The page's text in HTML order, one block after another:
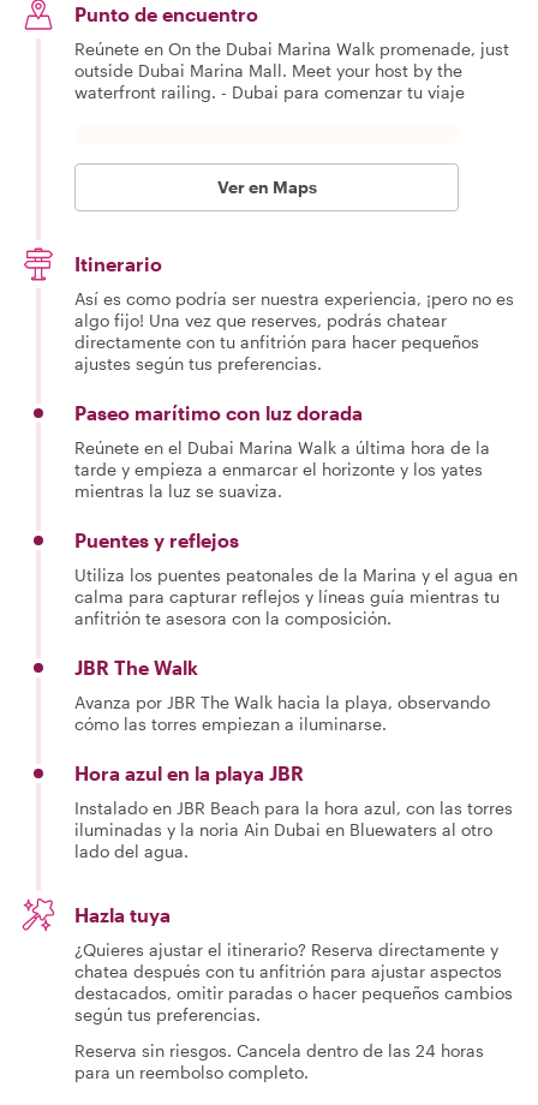
culture, and
specific
traditions that
make your visit
feel unique. It
stories with
people and see
their smiling
faces. I am
you the flavor of
my country.
Punto de encuentro
Reúnete en On the Dubai Marina Walk promenade, just
outside Dubai Marina Mall. Meet your host by the
waterfront railing. - Dubai para comenzar tu viaje
Ver en Maps
Itinerario
Así es como podría ser nuestra experiencia, ¡pero no es
algo fijo! Una vez que reserves, podrás chatear
directamente con tu anfitrión para hacer pequeños
ajustes según tus preferencias.
Paseo marítimo con luz dorada
Reúnete en el Dubai Marina Walk a última hora de la
tarde y empieza a enmarcar el horizonte y los yates
mientras la luz se suaviza.
Puentes y reflejos
Utiliza los puentes peatonales de la Marina y el agua en
calma para capturar reflejos y líneas guía mientras tu
anfitrión te asesora con la composición.
JBR The Walk
Avanza por JBR The Walk hacia la playa, observando
cómo las torres empiezan a iluminarse.
Hora azul en la playa JBR
Instalado en JBR Beach para la hora azul, con las torres
iluminadas y la noria Ain Dubai en Bluewaters al otro
lado del agua.
Hazla tuya
¿Quieres ajustar el itinerario? Reserva directamente y
chatea después con tu anfitrión para ajustar aspectos
destacados, omitir paradas o hacer pequeños cambios
según tus preferencias.
Reserva sin riesgos. Cancela dentro de las 24 horas
para un reembolso completo.